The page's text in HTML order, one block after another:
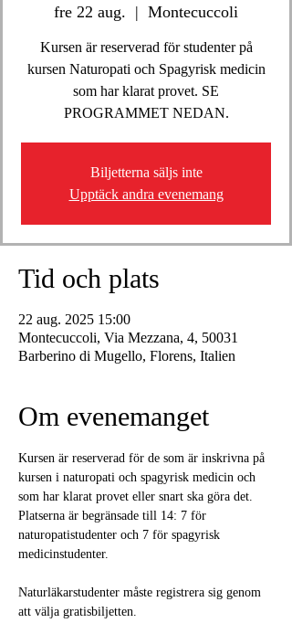
fre 22 aug.
  |
Montecuccoli
Kursen är reserverad för studenter på
kursen Naturopati och Spagyrisk medicin
som har klarat provet. SE
PROGRAMMET NEDAN.
Biljetterna säljs inte
Upptäck andra evenemang
Tid och plats
22 aug. 2025 15:00
Montecuccoli, Via Mezzana, 4, 50031
Barberino di Mugello, Florens, Italien
Om evenemanget
Kursen är reserverad för de som är inskrivna på
kursen i naturopati och spagyrisk medicin och
som har klarat provet eller snart ska göra det.
Platserna är begränsade till 14: 7 för
naturopatistudenter och 7 för spagyrisk
medicinstudenter.
Naturläkarstudenter måste registrera sig genom
att välja gratisbiljetten.